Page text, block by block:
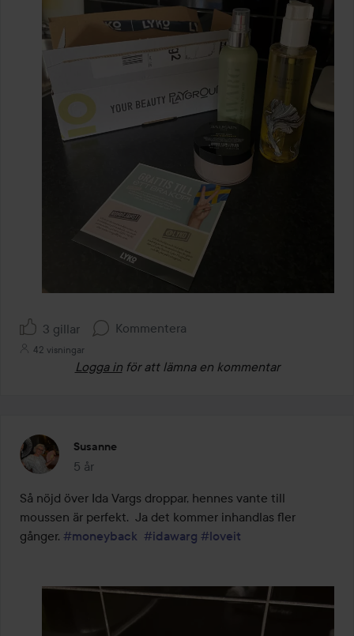
3 gillar Kommentera
42 visningar
Logga in för att lämna en kommentar
Susanne
5 år
Inlägget skapades 5 år
Så nöjd över Ida Vargs droppar, hennes vante till
moussen är perfekt.  Ja det kommer inhandlas fler
gånger. #moneyback #idawarg #loveit